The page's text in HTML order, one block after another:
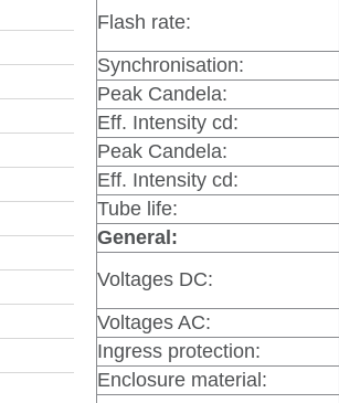
Flash rate:
Synchronisation:
Peak Candela:
Eff. Intensity cd:
Peak Candela:
Eff. Intensity cd:
Tube life:
General:
Voltages DC:
Voltages AC:
Ingress protection:
Enclosure material: